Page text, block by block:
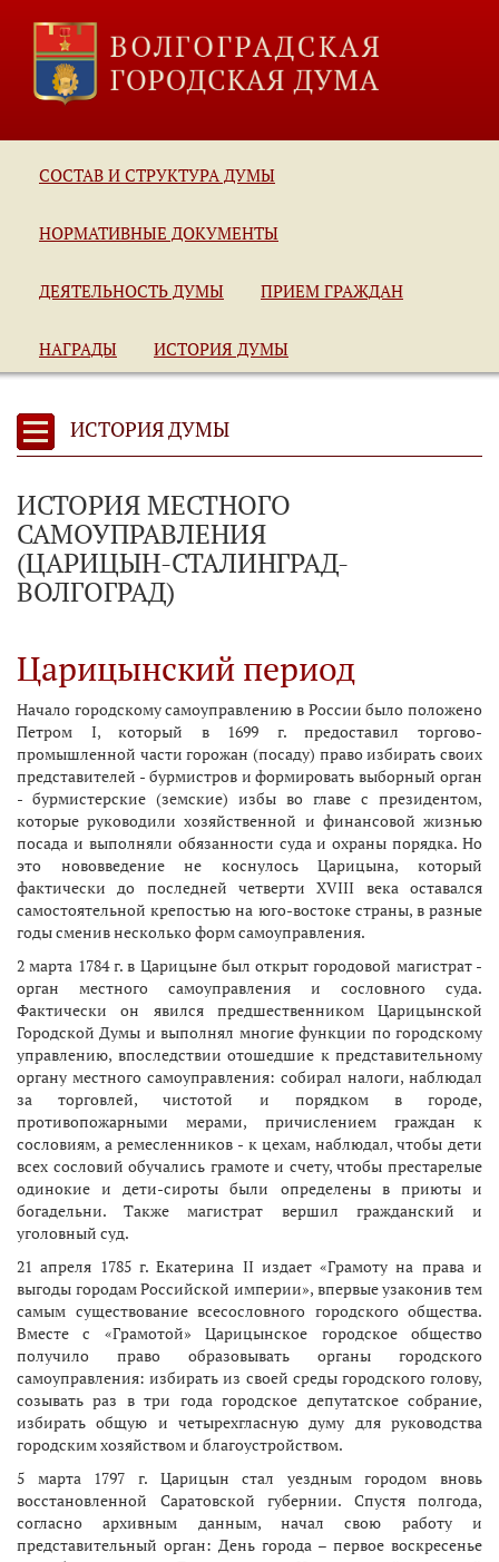
СОСТАВ И СТРУКТУРА ДУМЫ
НОРМАТИВНЫЕ ДОКУМЕНТЫ
ДЕЯТЕЛЬНОСТЬ ДУМЫ ПРИЕМ ГРАЖДАН
НАГРАДЫ ИСТОРИЯ ДУМЫ
ИСТОРИЯ ДУМЫ
ИСТОРИЯ МЕСТНОГО
САМОУПРАВЛЕНИЯ
(ЦАРИЦЫН-СТАЛИНГРАД-
ВОЛГОГРАД)
Царицынский период
Начало городскому самоуправлению в России было положено
Петром I, который в 1699 г. предоставил торгово-
промышленной части горожан (посаду) право избирать своих
представителей - бурмистров и формировать выборный орган
- бурмистерские (земские) избы во главе с президентом,
которые руководили хозяйственной и финансовой жизнью
посада и выполняли обязанности суда и охраны порядка. Но
это нововведение не коснулось Царицына, который
фактически до последней четверти XVIII века оставался
самостоятельной крепостью на юго-востоке страны, в разные
годы сменив несколько форм самоуправления.
2 марта 1784 г. в Царицыне был открыт городовой магистрат -
орган местного самоуправления и сословного суда.
Фактически он явился предшественником Царицынской
Городской Думы и выполнял многие функции по городскому
управлению, впоследствии отошедшие к представительному
органу местного самоуправления: собирал налоги, наблюдал
за торговлей, чистотой и порядком в городе,
противопожарными мерами, причислением граждан к
сословиям, а ремесленников - к цехам, наблюдал, чтобы дети
всех сословий обучались грамоте и счету, чтобы престарелые
одинокие и дети-сироты были определены в приюты и
богадельни. Также магистрат вершил гражданский и
уголовный суд.
21 апреля 1785 г. Екатерина II издает «Грамоту на права и
выгоды городам Российской империи», впервые узаконив тем
самым существование всесословного городского общества.
Вместе с «Грамотой» Царицынское городское общество
получило право образовывать органы городского
самоуправления: избирать из своей среды городского голову,
созывать раз в три года городское депутатское собрание,
избирать общую и четырехгласную думу для руководства
городским хозяйством и благоустройством.
5 марта 1797 г. Царицын стал уездным городом вновь
восстановленной Саратовской губернии. Спустя полгода,
согласно архивным данным, начал свою работу и
представительный орган: День города – первое воскресенье